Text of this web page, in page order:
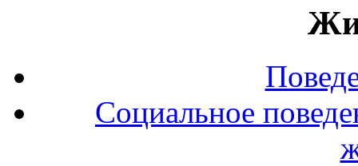
Социальное